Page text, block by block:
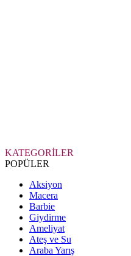
KATEGORİLER
POPÜLER
Aksiyon
Macera
Barbie
Giydirme
Ameliyat
Ateş ve Su
Araba Yarış